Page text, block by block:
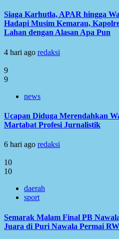
Siaga Karhutla, APAR hingga
Hadapi Musim Kemarau,
Lahan dengan Alasan Apa Pun
4 hari ago redaksi
9
9
news
Ucapan Diduga Merendahkan
Martabat Profesi Jurnalistik
6 hari ago redaksi
10
10
daerah
sport
Semarak Malam Final PB
Juara di Puri Nawala Permai